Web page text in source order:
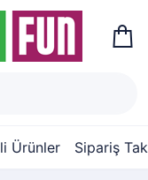
Ürünler Sipariş